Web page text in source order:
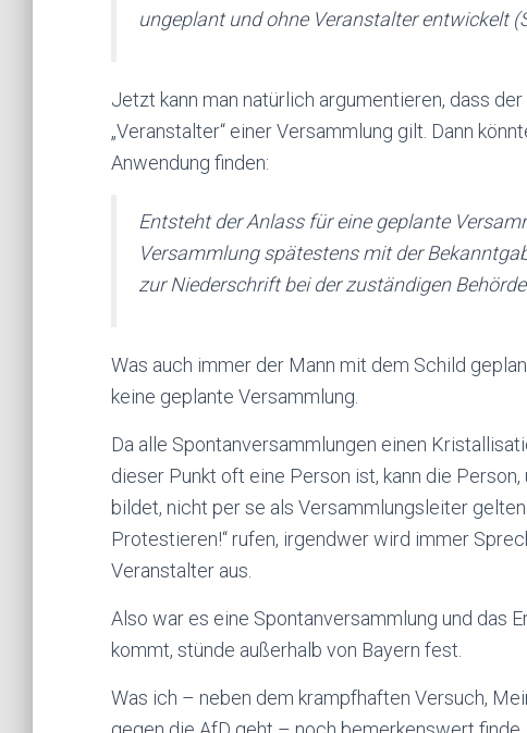
ungeplant und ohne Veranstalter entwickelt
Jetzt kann man natürlich argumentieren, dass
„Veranstalter“ einer Versammlung gilt. Dann
Anwendung finden:
Entsteht der Anlass für eine geplante
Versammlung spätestens mit der
zur Niederschrift bei der zuständigen
Was auch immer der Mann mit dem Schild
keine geplante Versammlung.
Da alle Spontanversammlungen einen
dieser Punkt oft eine Person ist, kann die
bildet, nicht per se als Versammlungsleiter
Protestieren!“ rufen, irgendwer wird immer
Veranstalter aus.
Also war es eine Spontanversammlung und das
kommt, stünde außerhalb von Bayern fest.
Was ich – neben dem krampfhaften Versuch,